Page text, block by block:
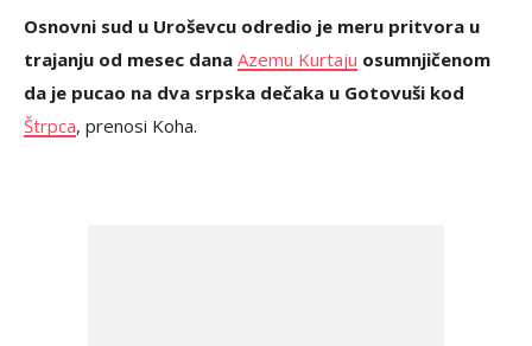
Osnovni sud u Uroševcu odredio je meru pritvora u
trajanju od mesec dana Azemu Kurtaju osumnjičenom
da je pucao na dva srpska dečaka u Gotovuši kod
Štrpca, prenosi Koha.